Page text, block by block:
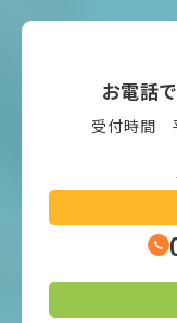
お電話
受付時間